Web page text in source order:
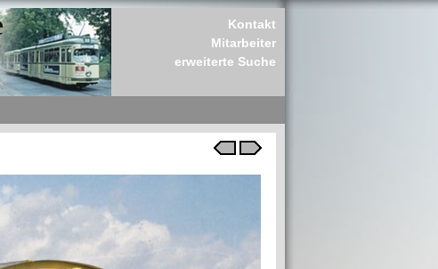
Kontakt
Mitarbeiter
erweiterte Suche